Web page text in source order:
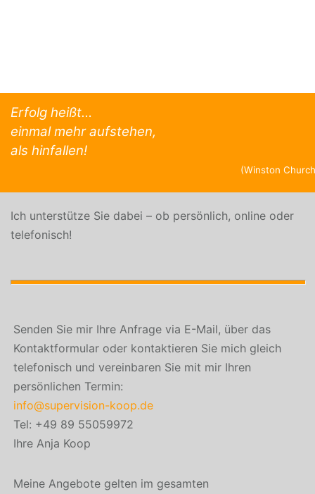
Erfolg heißt…
einmal mehr aufstehen,
als hinfallen!
(Winston
Ich unterstütze Sie dabei – ob persönlich, online oder
telefonisch!
Senden Sie mir Ihre Anfrage via E-Mail, über das
Kontaktformular oder kontaktieren Sie mich gleich
telefonisch und vereinbaren Sie mit mir Ihren
persönlichen Termin:
info@supervision-koop.de
Tel: +49 89 55059972
Ihre Anja Koop
Meine Angebote gelten im gesamten